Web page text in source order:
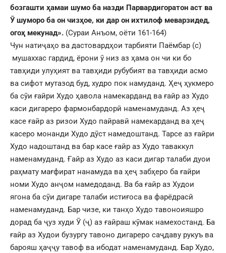
бозгашти ҳамаи шумо ба назди Парвардигоратон аст ва
Ӯ шуморо ба он чизҳое, ки дар он ихтилоф меварзидед,
огоҳ мекунад». (Сураи Анъом, оёти 161-164)
Чун натиҷаҳо ва дастовардҳои тарбияти Паёмбар (с)
мушаххас гардид, ёрони ӯ низ аз ҳама он чи ки бо
тавҳиди улуҳият ва тавҳиди рубубият ва тавҳиди асмо
ва сифот мутазод буд, худро пок намуданд. Ҳеҷ ҳукмеро
ба сӯи ғайри Худо ҳавола намекарданд ва ғайр аз Худо
каси дигареро фармонбардорӣ наменамуданд. Аз ҳеҷ
касе ғайр аз ризои Худо пайравӣ намекарданд ва ҳеҷ
касеро монанди Худо дӯст намедоштанд. Тарсе аз ғайри
Худо надоштанд ва бар касе ғайр аз Худо таваккул
наменамуданд. Ғайр аз Худо аз каси дигар талаби дуои
раҳмату мағфират нанамуда ва ҳеҷ забҳеро ба ғайри
номи Худо анҷом намедоданд. Ва ба ғайр аз Худои
ягона ба сӯи дигаре талаби истиғоса ва фарёдрасӣ
наменамуданд. Бар чизе, ки танҳо Худо тавоноияшро
дорад ба ҷуз худи Ӯ (ҷ) аз ғайраш кӯмак намехостанд. Ба
ғайр аз Худои бузургу тавоно дигареро саҷдаву рукуъ ва
барояш ҳаҷҷу тавоф ва ибодат наменамуданд. Бар Худо,